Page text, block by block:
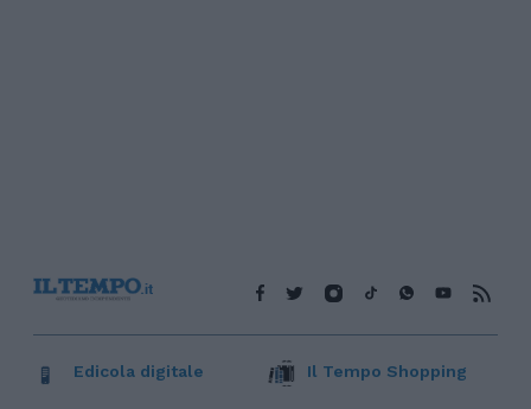
Edicola digitale Il Tempo Shopping